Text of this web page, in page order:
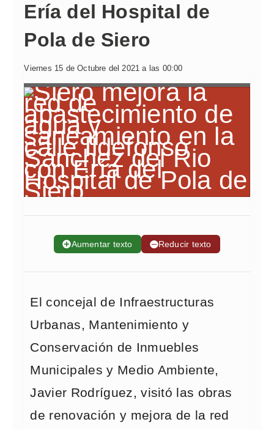
Ería del Hospital de
Pola de Siero
Viernes 15 de Octubre del 2021 a las 00:00
➕Aumentar texto ➖Reducir texto
El concejal de Infraestructuras
Urbanas, Mantenimiento y
Conservación de Inmuebles
Municipales y Medio Ambiente,
Javier Rodríguez, visitó las obras
de renovación y mejora de la red